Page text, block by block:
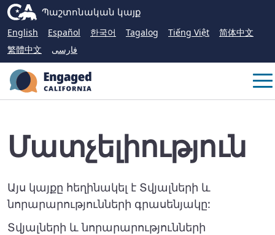
Skip
Main
CA.govՊաշտոնական կայք
English Español 한국어 Tagalog Tiếng Việt
简体中文
繁體中文
فارسی
Մատչելիություն
Այս կայքը հեղինակել է Տվյալների և
նորարարությունների գրասենյակը:
Տվյալների և նորարարությունների